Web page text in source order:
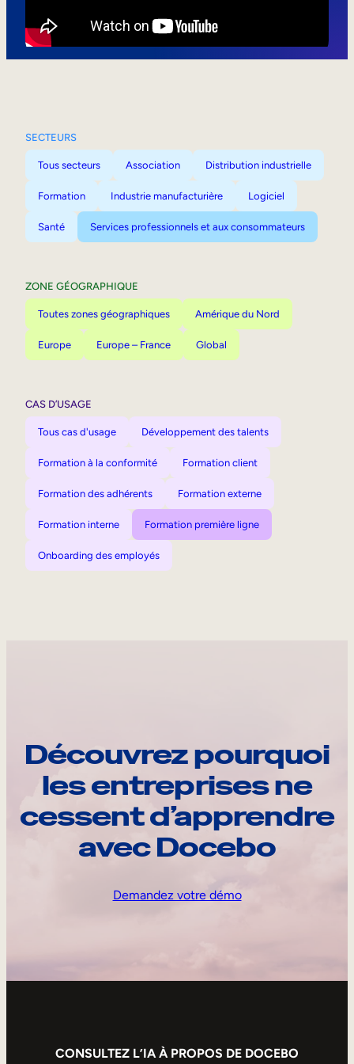
SECTEURS
Tous secteurs Association Distribution industrielle
Formation Industrie manufacturière Logiciel
Santé Services professionnels et aux consommateurs
ZONE GÉOGRAPHIQUE
Toutes zones géographiques Amérique du Nord
Europe Europe – France Global
CAS D’USAGE
Tous cas d'usage Développement des talents
Formation à la conformité Formation client
Formation des adhérents Formation externe
Formation interne Formation première ligne
Onboarding des employés
Découvrez pourquoi
les entreprises ne
cessent d’apprendre
avec Docebo
Demandez votre démo
CONSULTEZ L’IA À PROPOS DE DOCEBO